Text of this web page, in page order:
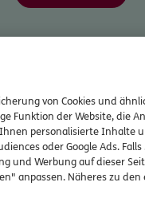
Ihnen
ab
von Cookies und
Funktion der Website, die
personalisierte Inhalte
oder Google Ads. Falls
und Werbung auf dieser
anpassen. Näheres zu den